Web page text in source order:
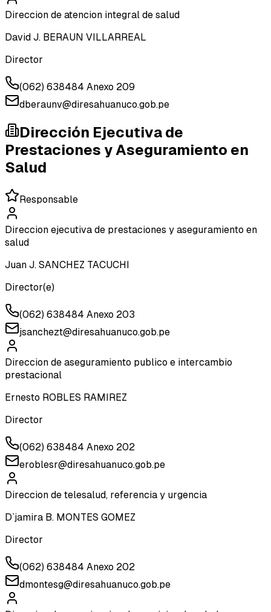
Direccion de atencion integral de salud
David J. BERAUN VILLARREAL
Director
(062) 638484 Anexo 209
dberaunv@diresahuanuco.gob.pe
Dirección Ejecutiva de
Prestaciones y Aseguramiento en
Salud
Responsable
Direccion ejecutiva de prestaciones y aseguramiento en
salud
Juan J. SANCHEZ TACUCHI
Director(e)
(062) 638484 Anexo 203
jsanchezt@diresahuanuco.gob.pe
Direccion de aseguramiento publico e intercambio
prestacional
Ernesto ROBLES RAMIREZ
Director
(062) 638484 Anexo 202
eroblesr@diresahuanuco.gob.pe
Direccion de telesalud, referencia y urgencia
D`jamira B. MONTES GOMEZ
Director
(062) 638484 Anexo 202
dmontesg@diresahuanuco.gob.pe